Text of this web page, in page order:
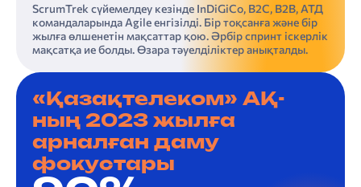
ScrumTrek сүйемелдеу кезінде InDiGiCo, B2C, B2B, АТД
командаларында Agile енгізілді. Бір тоқсанға және бір
жылға өлшенетін мақсаттар қою. Әрбір спринт іскерлік
мақсатқа ие болды. Өзара тәуелділіктер анықталды.
«Қазақтелеком» АҚ-
ның 2023 жылға
арналған даму
фокустары